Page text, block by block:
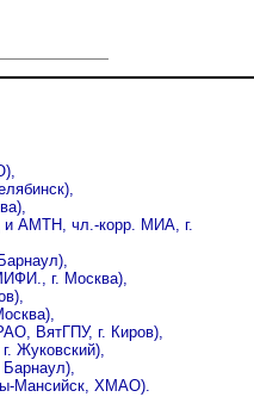
и АМТН, чл.-корр. МИА, г.
г. Москва),
ВятГПУ, г. Киров),
Жуковский),
Мансийск, ХМАО).